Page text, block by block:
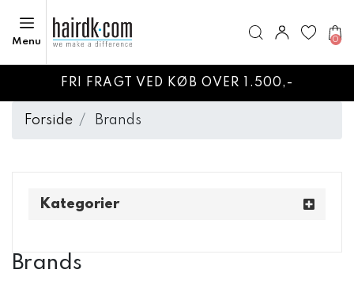
Menu 0
FRI FRAGT VED KØB OVER 1.500,-
Forside Brands
Kategorier
Brands